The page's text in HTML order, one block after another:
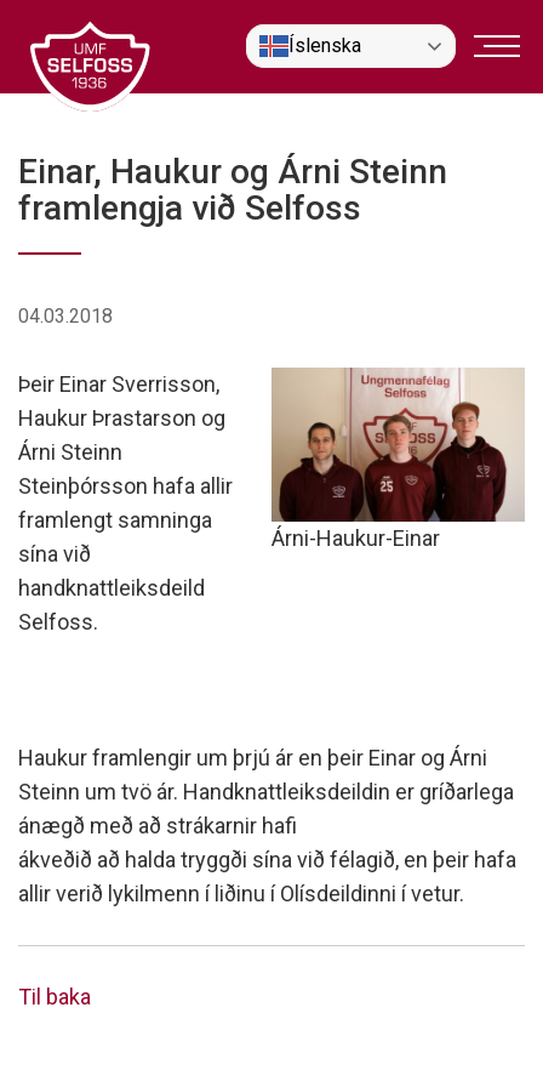
efni
Íslenska
Einar, Haukur og Árni Steinn
framlengja við Selfoss
04.03.2018
Árni-Haukur-Einar
Þeir Einar Sverrisson,
Haukur Þrastarson og
Árni Steinn
Steinþórsson hafa allir
framlengt samninga
sína við
handknattleiksdeild
Selfoss.
Haukur framlengir um þrjú ár en þeir Einar og Árni
Steinn um tvö ár. Handknattleiksdeildin er gríðarlega
ánægð með að strákarnir hafi
ákveðið að halda tryggði sína við félagið, en þeir hafa
allir verið lykilmenn í liðinu í Olísdeildinni í vetur.
Til baka